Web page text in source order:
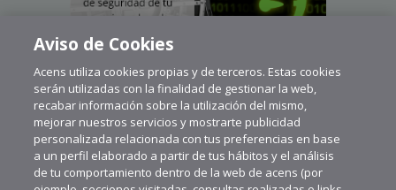
Aviso de Cookies
Acens utiliza cookies propias y de terceros. Estas cookies
serán utilizadas con la finalidad de gestionar la web,
recabar información sobre la utilización del mismo,
mejorar nuestros servicios y mostrarte publicidad
personalizada relacionada con tus preferencias en base
a un perfil elaborado a partir de tus hábitos y el análisis
de tu comportamiento dentro de la web de acens (por